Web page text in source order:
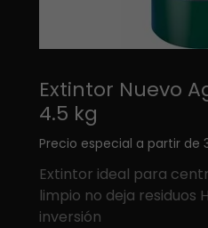
Extintor Nuevo
4.5 kg
Precio especial a partir de
Extintor ideal para
limpio no deja residuos
inversión